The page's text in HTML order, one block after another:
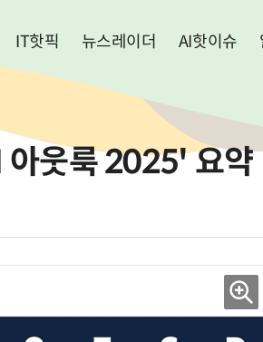
IT핫픽 뉴스레이더 AI핫이슈
웃룩 2025' 요약